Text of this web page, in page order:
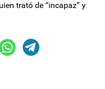
trató de “incapaz” y